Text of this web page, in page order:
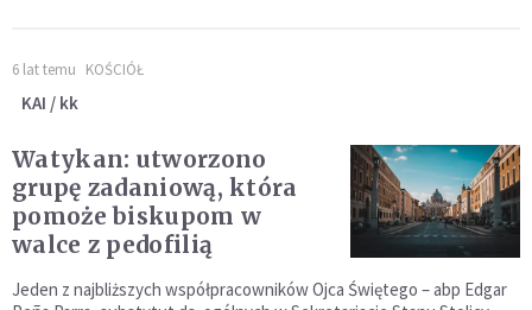
6 lat temu KOŚCIÓŁ
KAI / kk
Watykan: utworzono
grupę zadaniową, która
pomoże biskupom w
walce z pedofilią
Jeden z najbliższych współpracowników Ojca Świętego – abp Edgar